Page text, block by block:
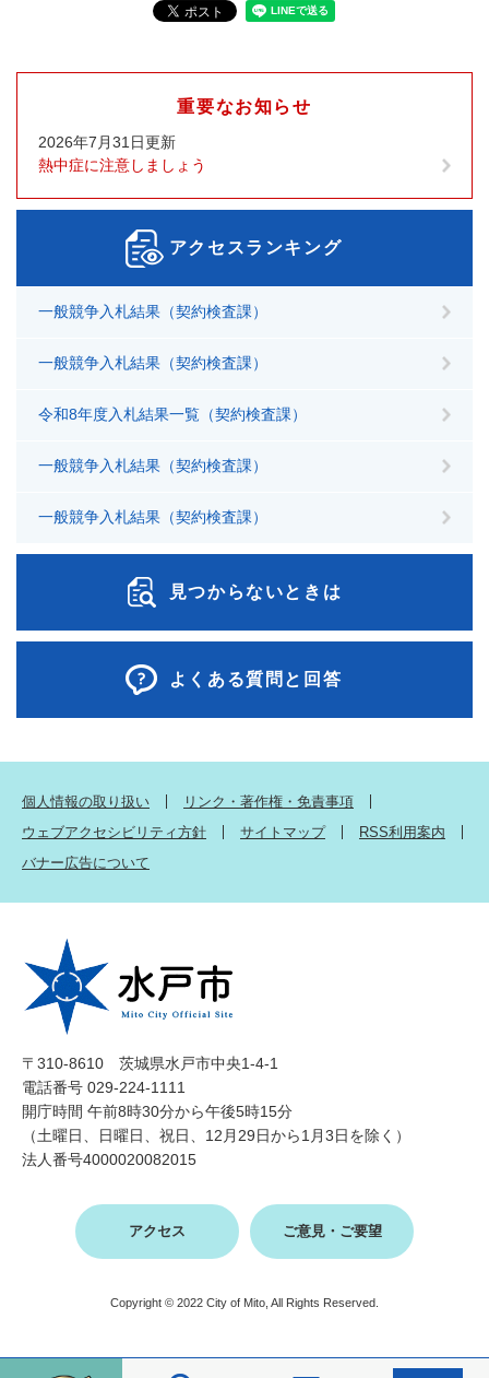
重要なお知らせ
2026年7月31日更新
熱中症に注意しましょう
アクセスランキング
一般競争入札結果（契約検査課）
一般競争入札結果（契約検査課）
令和8年度入札結果一覧（契約検査課）
一般競争入札結果（契約検査課）
一般競争入札結果（契約検査課）
見つからないときは
よくある質問と回答
個人情報の取り扱い
リンク・著作権・免責事項
ウェブアクセシビリティ方針
サイトマップ
RSS利用案内
バナー広告について
〒310-8610 茨城県水戸市中央1-4-1
電話番号 029-224-1111
開庁時間 午前8時30分から午後5時15分
（土曜日、日曜日、祝日、12月29日から1月3日を除く）
法人番号4000020082015
アクセス ご意見・ご要望
Copyright © 2022 City of Mito, All Rights Reserved.